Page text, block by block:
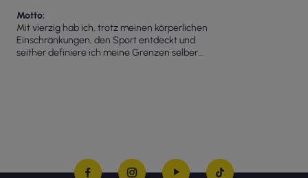
Motto
Mit vierzig hab ich, trotz meinen körperlichen
Einschränkungen, den Sport entdeckt und
seither definiere ich meine Grenzen selber...